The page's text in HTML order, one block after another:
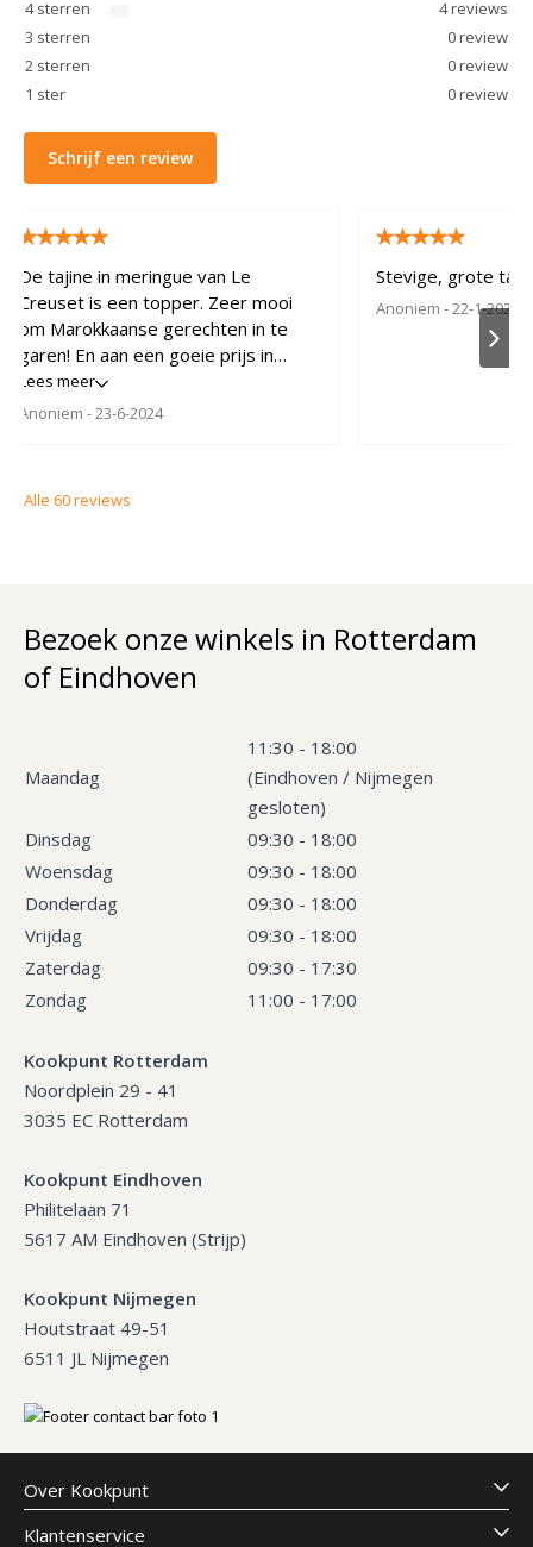
4 sterren 4reviews
3 sterren 0review
2 sterren 0review
1 ster 0review
Schrijf een review
De tajine in meringue van Le
Creuset is een topper. Zeer mooi
om Marokkaanse gerechten in te
garen! En aan een goeie prijs in
vergelijking met de winkel.
Lees meer
Anoniem - 23-6-2024
Stevige, grote
Anoniem- 22-1-2024
Alle 60reviews
Bezoek onze winkels in Rotterdam
of Eindhoven
Maandag
11:30 - 18:00
(Eindhoven / Nijmegen
gesloten)
Dinsdag
09:30 - 18:00
Woensdag
09:30 - 18:00
Donderdag
09:30 - 18:00
Vrijdag
09:30 - 18:00
Zaterdag
09:30 - 17:30
Zondag
11:00 - 17:00
Kookpunt Rotterdam
Noordplein 29 - 41
3035 EC Rotterdam
Kookpunt Eindhoven
Philitelaan 71
5617 AM Eindhoven (Strijp)
Kookpunt Nijmegen
Houtstraat 49-51
6511 JL Nijmegen
Over Kookpunt
Klantenservice